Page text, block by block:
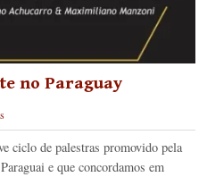
no Paraguay
ciclo de palestras promovido pela
e que concordamos em